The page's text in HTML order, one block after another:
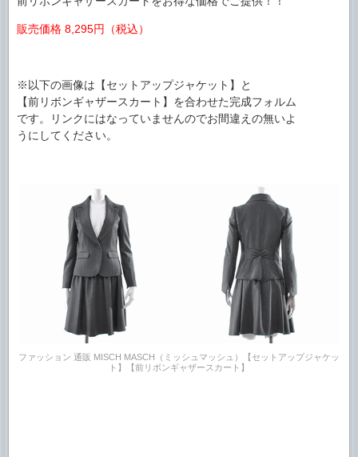
販売価格 8,295円（税込）
※以下の画像は【セットアップジャケット】と
【前リボンギャザースカート】を合わせた完成フォルム
です。リンクにはなっていませんのでお間違えの無いよ
うにしてください。
ファッション 通販 MISCH MASCH（ミッシュマッシュ）【セットアップジャケッ
ト】【前リボンギャザースカート】